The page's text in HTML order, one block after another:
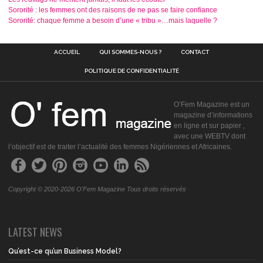
Sororité : les femmes ont des raisons de ne pas se faire confiance
Sororité: chaque femme a besoin d’une « tribu »…mais laquelle ?
ACCUEIL QUI SOMMES-NOUS ? CONTACT
POLITIQUE DE CONFIDENTIALITÉ
O’Fem Magazine est un
magazine d’informations
en ligne et sur papier ,
avec une WEBTV dont
l’objectif est de traiter l’actualité des femmes Nigériennes et Africaines.
Copyright © 2020-2026 O'Fem Magazine Tous droits réservés
LATEST NEWS
Qu’est-ce qu’un Business Model?